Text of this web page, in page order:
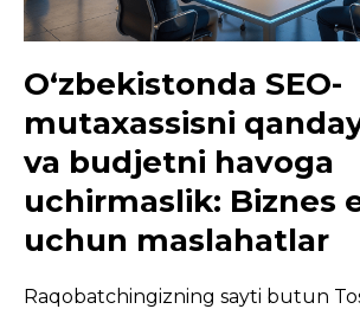
O‘zbekistonda SEO-
mutaxassisni
va budjetni havoga
uchirmaslik: Biznes
uchun maslahatlar
Raqobatchingizning sayti butun